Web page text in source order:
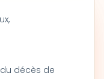
décès de